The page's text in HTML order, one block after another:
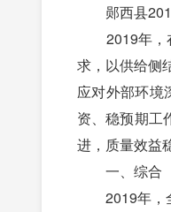
郧西县
2019年，在
求，以供给侧
应对外部环境
资、稳预期工
进，质量效益
一、综合
2019年，全